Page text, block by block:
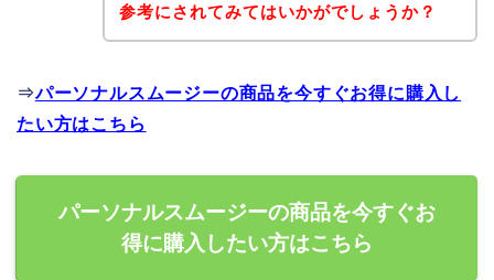
参考にされてみてはいかがでしょうか？
⇒パーソナルスムージーの商品を今すぐお得に購入し
たい方はこちら
パーソナルスムージーの商品を今すぐお
得に購入したい方はこちら